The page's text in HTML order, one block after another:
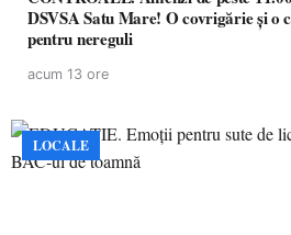
DSVSA Satu Mare! O covrigărie și o
pentru nereguli
acum 13 ore
LOCALE